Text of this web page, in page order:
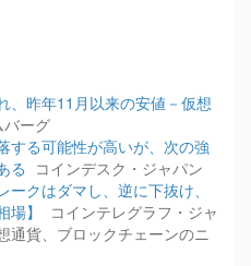
、昨年11月以来の安値－仮想
バーグ
する可能性が高いが、次の強
る コインデスク・ジャパン
クはダマし、逆に下抜け、
】
コインテレグラフ・ジャ
通貨、ブロックチェーンのニ